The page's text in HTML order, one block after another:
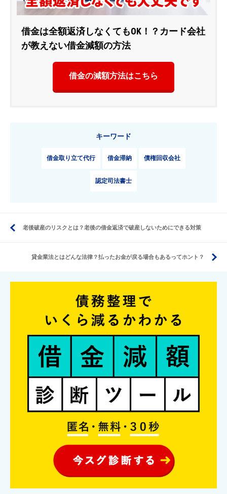
借金は全額返済しなくてもOK！？カード会社
が教えない借金減額の方法
借金の減額方法はこちら
キーワード
借金取り立て代行 借金滞納 債権回収会社
認定司法書士
老後破産のリスクとは？老後の借金返済で破産しないためにできる対策
貸金業法とはどんな法律？払ったお金が戻る場合もあるってホント？